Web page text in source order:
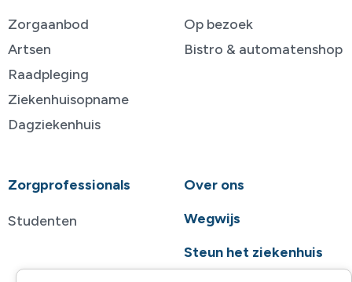
Zorgaanbod
Artsen
Raadpleging
Ziekenhuisopname
Dagziekenhuis
Op bezoek
Bistro & automatenshop
Zorgprofessionals
Studenten
Over ons
Wegwijs
Steun het ziekenhuis